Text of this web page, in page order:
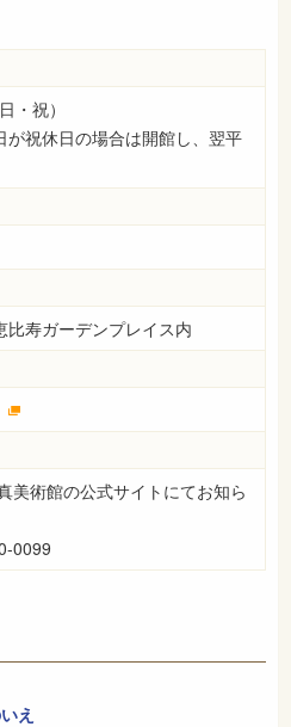
・祝）
祝休日の場合は開館し、翌平
寿ガーデンプレイス内
美術館の公式サイトにてお知ら
0099
え